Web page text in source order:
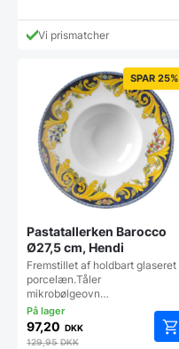
Vi prismatcher
SPAR 25%
Pastatallerken Barocco
Ø27,5 cm, Hendi
Fremstillet af holdbart glaseret
porcelæn.Tåler
mikrobølgeovn…
97,20 DKK
129,95DKK